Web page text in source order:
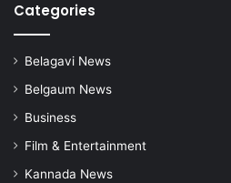
Categories
Belagavi News
Belgaum News
Business
Film & Entertainment
Kannada News